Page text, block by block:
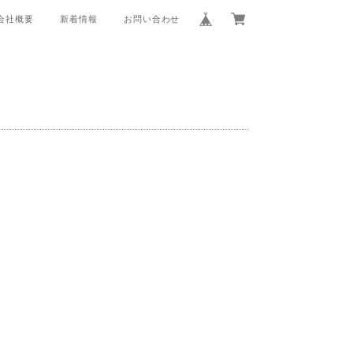
社概要 新着情報 お問い合わせ